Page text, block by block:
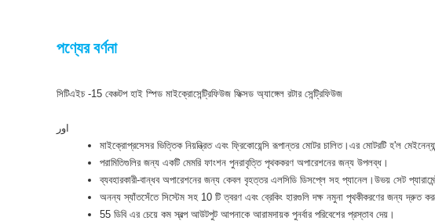
পণ্যের বর্ণনা
সিটিএইচ -15 বেঞ্চটপ হাই স্পিড মাইক্রোসেন্ট্রিফিউজ ফিক্সড অ্যাঙ্গেল রটার সেন্ট্রিফিউজ
اور
মাইক্রোপ্রসেসর ভিত্তিক নিয়ন্ত্রিত এবং ফ্রিকোয়েন্সি রূপান্তর মোটর চালিত।এর মোটরটি হ'ল
পরামিতিগুলির জন্য একটি মেমরি ফাংশন পুনরাবৃত্তি পৃথককরণ অপারেশনের জন্য উপলব্ধ।
ব্যবহারকারী-বান্ধব অপারেশনের জন্য কেবল বৃহত্তর এলসিডি ডিসপ্লে সহ প্যানেল।উভয় সেট
অনন্য স্যাঁতসেঁতে সিস্টেম সহ 10 টি ত্বরণ এবং ব্রেকিং হারগুলি দক্ষ নমুনা পৃথকীকরণের জন্য দ্রুত
55 ডিবি এর চেয়ে কম স্বল্প আউটপুট আপনাকে আরামদায়ক পুনর্বার পরিবেশের প্রস্তাব দেয়।